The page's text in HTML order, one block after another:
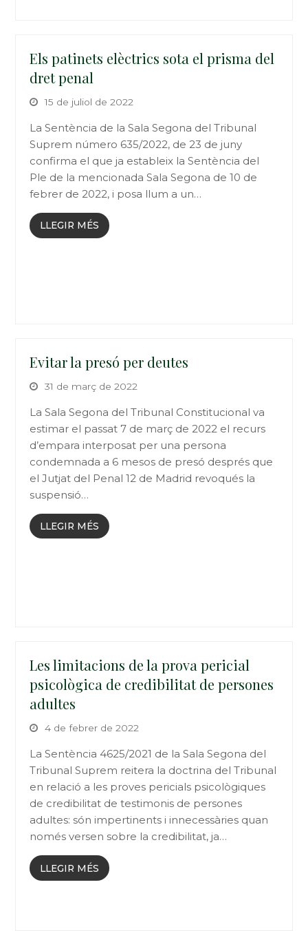
Els patinets elèctrics sota el prisma del
dret penal
15 de juliol de 2022
La Sentència de la Sala Segona del Tribunal
Suprem número 635/2022, de 23 de juny
confirma el que ja estableix la Sentència del
Ple de la mencionada Sala Segona de 10 de
febrer de 2022, i posa llum a un…
LLEGIR MÉS
Evitar la presó per deutes
31 de març de 2022
La Sala Segona del Tribunal Constitucional va
estimar el passat 7 de març de 2022 el recurs
d’empara interposat per una persona
condemnada a 6 mesos de presó després que
el Jutjat del Penal 12 de Madrid revoqués la
suspensió…
LLEGIR MÉS
Les limitacions de la prova pericial
psicològica de credibilitat de persones
adultes
4 de febrer de 2022
La Sentència 4625/2021 de la Sala Segona del
Tribunal Suprem reitera la doctrina del Tribunal
en relació a les proves pericials psicològiques
de credibilitat de testimonis de persones
adultes: són impertinents i innecessàries quan
només versen sobre la credibilitat, ja…
LLEGIR MÉS